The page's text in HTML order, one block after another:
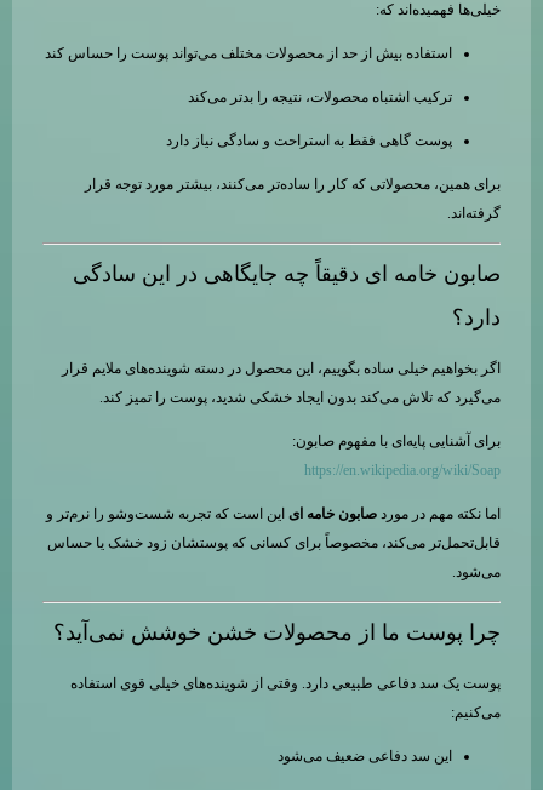
خیلی‌ها فهمیده‌اند که:
استفاده بیش از حد از محصولات مختلف می‌تواند پوست را حساس کند
ترکیب اشتباه محصولات، نتیجه را بدتر می‌کند
پوست گاهی فقط به استراحت و سادگی نیاز دارد
برای همین، محصولاتی که کار را ساده‌تر می‌کنند، بیشتر مورد توجه قرار
گرفته‌اند.
صابون خامه ای دقیقاً چه جایگاهی در این سادگی
دارد؟
اگر بخواهیم خیلی ساده بگوییم، این محصول در دسته شوینده‌های ملایم قرار
می‌گیرد که تلاش می‌کند بدون ایجاد خشکی شدید، پوست را تمیز کند.
برای آشنایی پایه‌ای با مفهوم صابون:
https://en.wikipedia.org/wiki/Soap
اما نکته مهم در مورد صابون خامه ای این است که تجربه شست‌وشو را نرم‌تر و
قابل‌تحمل‌تر می‌کند، مخصوصاً برای کسانی که پوستشان زود خشک یا حساس
می‌شود.
چرا پوست ما از محصولات خشن خوشش نمی‌آید؟
پوست یک سد دفاعی طبیعی دارد. وقتی از شوینده‌های خیلی قوی استفاده
می‌کنیم:
این سد دفاعی ضعیف می‌شود